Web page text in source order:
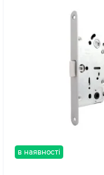
в наявності